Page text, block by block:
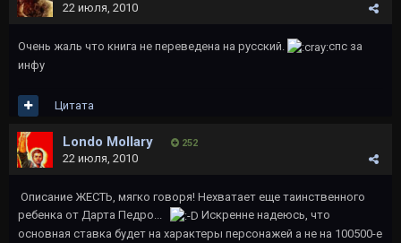
22 июля, 2010
Очень жаль что книга не переведена на русский.
спс за
инфу
Цитата
Londo Mollary 252
22 июля, 2010
Описание ЖЕСТЬ, мягко говоря! Нехватает еще таинственного
ребенка от Дарта Педро...
Искренне надеюсь, что
основная ставка будет на характеры персонажей а не на 100500-е